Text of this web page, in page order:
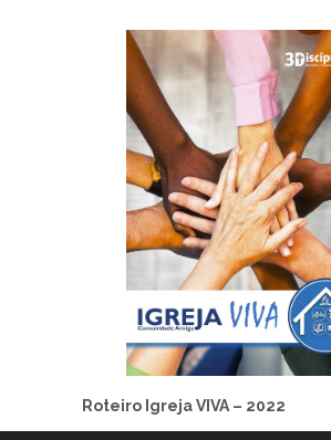
Roteiro Igreja VIVA – 2022